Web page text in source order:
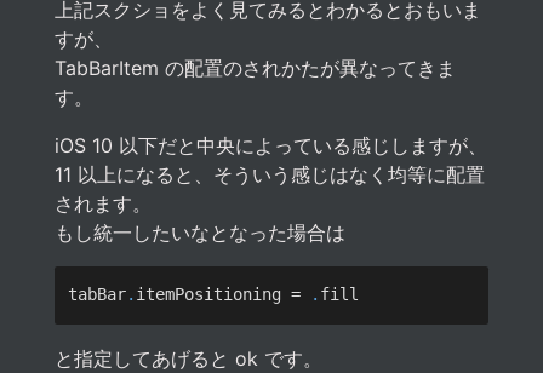
上記スクショをよく見てみるとわかるとおもいま
すが、
TabBarItem の配置のされかたが異なってきま
す。
iOS 10 以下だと中央によっている感じしますが、
11 以上になると、そういう感じはなく均等に配置
されます。
もし統一したいなとなった場合は
tabBar. itemPositioning = .
と指定してあげると ok です。